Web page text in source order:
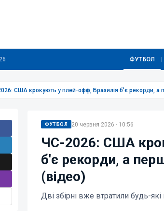
ФУТБОЛ
США крокують у плей-офф, Бразилія б'є рекорди, а
ФУТБОЛ 20 червня 2026 · 10:56
ЧС-2026: США
б'є рекорди, а
(відео)
Дві збірні вже втратили будь-